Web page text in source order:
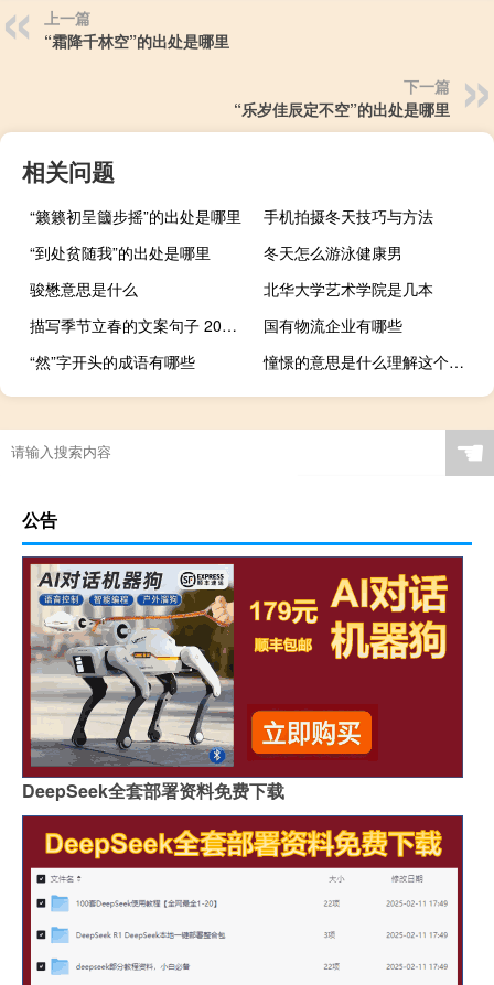
上一篇
“霜降千林空”的出处是哪里
下一篇
“乐岁佳辰定不空”的出处是哪里
相关问题
“籁籁初呈簂步摇”的出处是哪里
手机拍摄冬天技巧与方法
“到处贫随我”的出处是哪里
冬天怎么游泳健康男
骏懋意思是什么
北华大学艺术学院是几本
描写季节立春的文案句子 2021描写立春的唯美句子
国有物流企业有哪些
“然”字开头的成语有哪些
憧憬的意思是什么理解这个词语可以用什么（憧憬的意思是什么）
☚
公告
DeepSeek全套部署资料免费下载